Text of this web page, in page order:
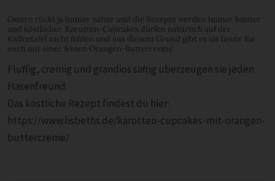
Ostern rückt ja immer näher und die Rezepte werden immer bunter
und köstlicher. Karotten-Cupcakes dürfen natürlich auf der
Kaffeetafel nicht fehlen und aus diesem Grund gibt es sie heute für
euch mit einer feinen Orangen-Buttercreme.
Fluffig, cremig und grandios saftig überzeugen sie jeden
Hasenfreund.
Das köstliche Rezept findest du hier:
https://www.lisbeths.de/karotten-cupcakes-mit-orangen-
buttercreme/